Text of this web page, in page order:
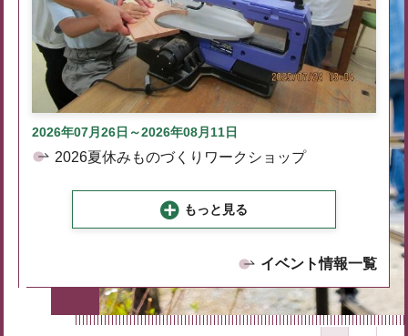
2026年07月26日～2026年08月11日
2026夏休みものづくりワークショップ
もっと見る
イベント情報一覧